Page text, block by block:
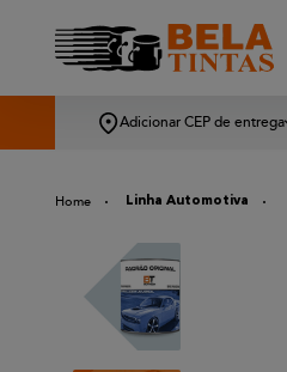
Adicionar CEP de entrega
Linha Automotiva